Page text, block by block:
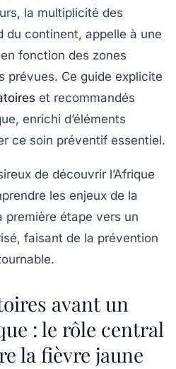
la multiplicité des
du continent, appelle à une
fonction des zones
prévues. Ce guide explicite
et recommandés
enrichi d’éléments
ce soin préventif essentiel.
de découvrir l’Afrique
les enjeux de la
étape vers un
faisant de la prévention
avant un
: le rôle central
la fièvre jaune